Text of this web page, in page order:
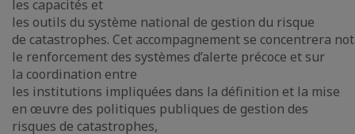
les capacités et
les outils du système national de gestion du risque
de catastrophes. Cet accompagnement se concentrera
le renforcement des systèmes d’alerte précoce et sur
la coordination entre
les institutions impliquées dans la définition et la mise
en œuvre des politiques publiques de gestion des
risques de catastrophes,